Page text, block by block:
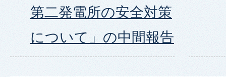
第二発電所の安全対策
について」の中間報告